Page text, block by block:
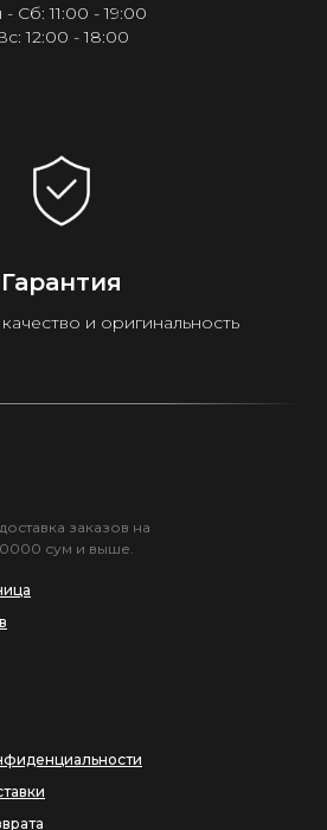
- Сб: 11:00 - 19:00
12:00 - 18:00
Гарантия
и оригинальность
заказов на
сум и выше.